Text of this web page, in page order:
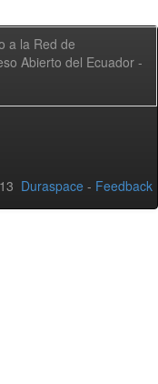
a la Red de
Abierto del Ecuador -
Duraspace - Feedback